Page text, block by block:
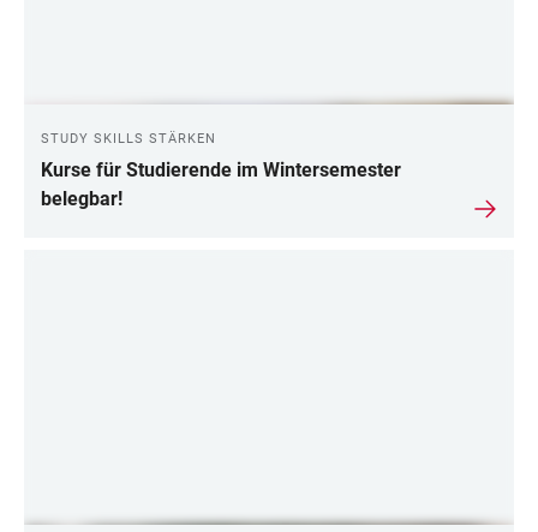
STUDY SKILLS STÄRKEN
Kurse für Studierende im Wintersemester
belegbar!